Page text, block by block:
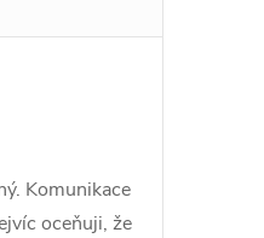
Komunikace
oceňuji, že